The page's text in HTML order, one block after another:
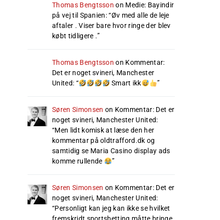
Thomas Bengtsson on Medie: Bayindir
på vej til Spanien: “Øv med alle de leje
aftaler . Viser bare hvor ringe der blev
købt tidligere .”
Thomas Bengtsson on Kommentar:
Det er noget svineri, Manchester
United: “ Smart ikk ”
Søren Simonsen on Kommentar: Det er
noget svineri, Manchester United:
“Men lidt komisk at læse den her
kommentar på oldtrafford.dk og
samtidig se Maria Casino display ads
komme rullende
”
Søren Simonsen on Kommentar: Det er
noget svineri, Manchester United:
“Personligt kan jeg kan ikke se hvilket